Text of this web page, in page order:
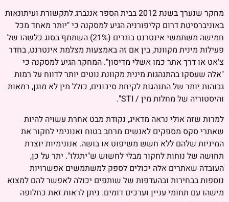
מחקר שנערך בשנת 2012 בבית הספר אננברג לתקשורת ועיתונאות
באוניברסיטת דרום קליפורניה הגיע למסקנה כי "יותר מאחד מכל
חמישה משתמשי אינטרנט בוגרים (21%) השתתף בסוג כלשהו של
פעילות מינית מקוונת, בין אם זה באמצעות מצלמת אינטרנט, בחדר
צ'אט או דרך אתר כמו אשלי מדיסון". המחקר הגיע למסקנה כי
"אלה שעסקו בהתנהגות מינית מקוונת נוטים יותר לדווח על רמות
גבוהות יותר של התנהגות לקיחת סיכונים, כולל מין לא מוגן, רמאות
והיסטוריה של מחלות מין / STI".
למרות שזה אולי נראה מדאיג, נקודת מבט אחרת עשויה להיות
שאתרי סקס מספקים לאנשים מרחב בטוח ואנונימי לחקור את
המיניות שלהם ללא חשש משיפוט או בושה. אנונימיות יוצרת
תחושה של נוחות לחקור מבלי לחשוש ש"יתגלו". יתר על כן,
העובדה שאתרים אלה יכולים לספק למשתמשים אפשרויות
נוספות בבחירות ובהעדפות של שותפים יכולה לאפשר להם למצוא
מישהו עם תחומי עניין וערכים דומים. ניתן לראות זאת כחלופה